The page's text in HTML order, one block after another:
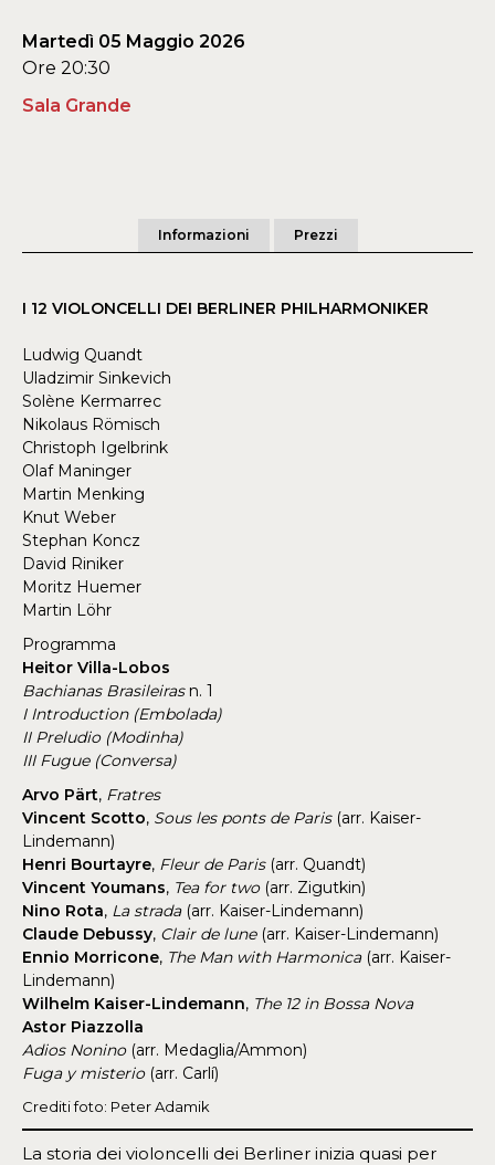
Martedì 05 Maggio 2026
Ore 20:30
Sala Grande
Informazioni Prezzi
I 12 VIOLONCELLI DEI BERLINER PHILHARMONIKER
Ludwig Quandt
Uladzimir Sinkevich
Solène Kermarrec
Nikolaus Römisch
Christoph Igelbrink
Olaf Maninger
Martin Menking
Knut Weber
Stephan Koncz
David Riniker
Moritz Huemer
Martin Löhr
Programma
Heitor Villa-Lobos
Bachianas Brasileiras n. 1
I Introduction (Embolada)
II Preludio (Modinha)
III Fugue (Conversa)
Arvo Pärt, Fratres
Vincent Scotto, Sous les ponts de Paris(arr. Kaiser-
Lindemann)
Henri Bourtayre, Fleur de Paris(arr. Quandt)
Vincent Youmans, Tea for two(arr. Zigutkin)
Nino Rota, La strada (arr. Kaiser-Lindemann)
Claude Debussy, Clair de lune(arr. Kaiser-Lindemann)
Ennio Morricone, The Man with Harmonica(arr. Kaiser-
Lindemann)
Wilhelm Kaiser-Lindemann, The 12 in Bossa Nova
Astor Piazzolla
Adios Nonino (arr. Medaglia/Ammon)
Fuga y misterio (arr. Carlí)
Crediti foto: Peter Adamik
La storia dei violoncelli dei Berliner inizia quasi per